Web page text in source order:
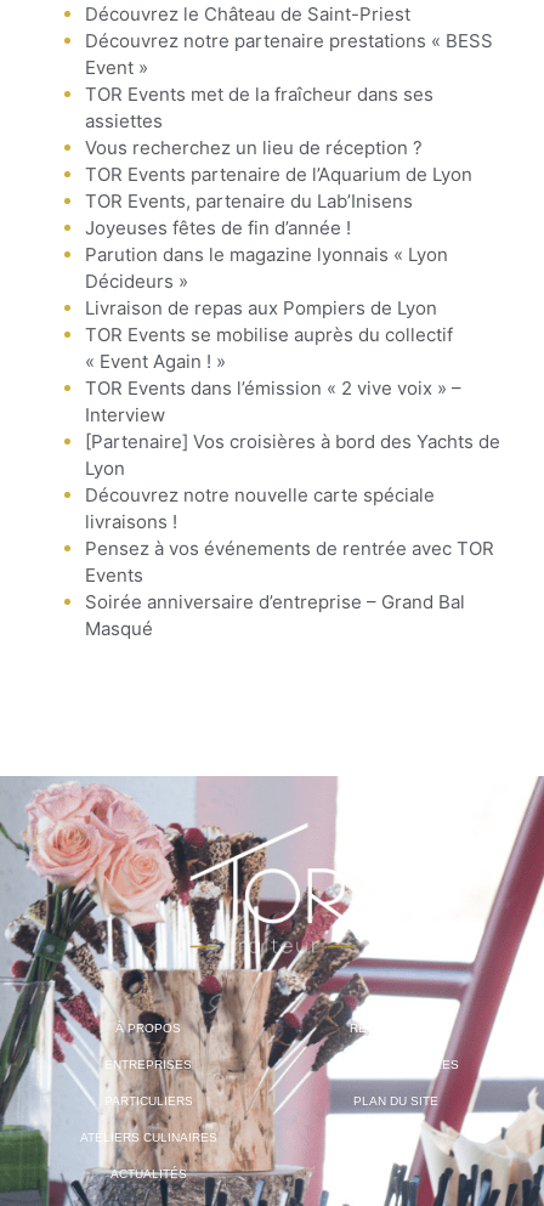
Découvrez le Château de Saint-Priest
Découvrez notre partenaire prestations « BESS
Event »
TOR Events met de la fraîcheur dans ses
assiettes
Vous recherchez un lieu de réception ?
TOR Events partenaire de l’Aquarium de Lyon
TOR Events, partenaire du Lab’Inisens
Joyeuses fêtes de fin d’année !
Parution dans le magazine lyonnais « Lyon
Décideurs »
Livraison de repas aux Pompiers de Lyon
TOR Events se mobilise auprès du collectif
« Event Again ! »
TOR Events dans l’émission « 2 vive voix » –
Interview
[Partenaire] Vos croisières à bord des Yachts de
Lyon
Découvrez notre nouvelle carte spéciale
livraisons !
Pensez à vos événements de rentrée avec TOR
Events
Soirée anniversaire d’entreprise – Grand Bal
Masqué
À PROPOS
ENTREPRISES
PARTICULIERS
ATELIERS CULINAIRES
ACTUALITÉS
RECRUTEMENT
MENTIONS LÉGALES
PLAN DU SITE